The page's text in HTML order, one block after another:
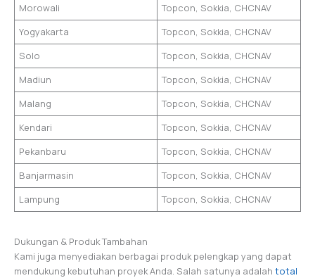
Morowali
Topcon, Sokkia, CHCNAV
Yogyakarta
Topcon, Sokkia, CHCNAV
Solo
Topcon, Sokkia, CHCNAV
Madiun
Topcon, Sokkia, CHCNAV
Malang
Topcon, Sokkia, CHCNAV
Kendari
Topcon, Sokkia, CHCNAV
Pekanbaru
Topcon, Sokkia, CHCNAV
Banjarmasin
Topcon, Sokkia, CHCNAV
Lampung
Topcon, Sokkia, CHCNAV
Dukungan & Produk Tambahan
Kami juga menyediakan berbagai produk pelengkap yang dapat
mendukung kebutuhan proyek Anda. Salah satunya adalah total